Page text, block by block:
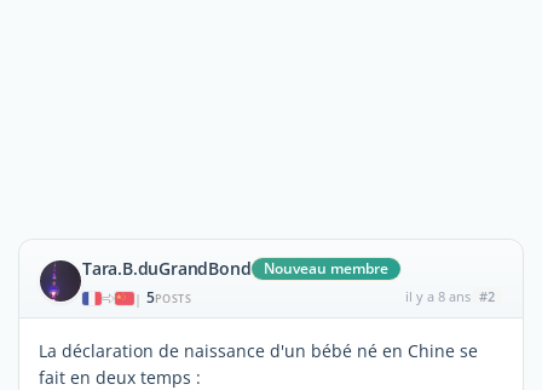
Tara.B.duGrandBond Nouveau membre
| 5POSTS il y a 8 ans #2
La déclaration de naissance d'un bébé né en Chine se
fait en deux temps :